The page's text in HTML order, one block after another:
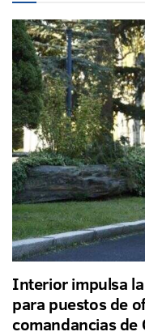
Interior impulsa
para puestos de
comandancias de